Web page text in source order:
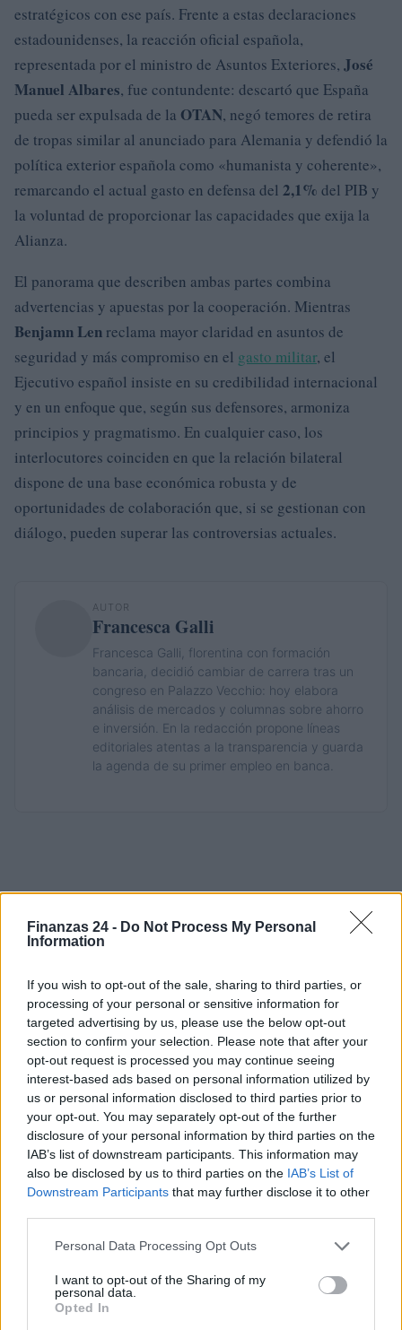
Finanzas 24 - Do Not Process My Personal
Information
If you wish to opt-out of the sale, sharing to third parties, or
processing of your personal or sensitive information for
targeted advertising by us, please use the below opt-out
section to confirm your selection. Please note that after your
opt-out request is processed you may continue seeing
interest-based ads based on personal information utilized by
us or personal information disclosed to third parties prior to
your opt-out. You may separately opt-out of the further
disclosure of your personal information by third parties on the
IAB’s list of downstream participants. This information may
also be disclosed by us to third parties on the IAB’s List of
Downstream Participants that may further disclose it to other
Please note that this website/app uses one or more Google
not limited to your visit or usage behaviour. You may click to
grant or deny consent to Google and its third-party tags to
use your data for below specified purposes in below Google
Personal Data Processing Opt Outs
I want to opt-out of the Sharing of my
personal data.
Opted In
estratégicos con ese país. Frente a estas declaraciones
estadounidenses, la reacción oficial española,
representada por el ministro de Asuntos Exteriores, José
Manuel Albares, fue contundente: descartó que España
pueda ser expulsada de la OTAN, negó temores de retira
de tropas similar al anunciado para Alemania y defendió la
política exterior española como «humanista y coherente»,
remarcando el actual gasto en defensa del 2,1% del PIB y
la voluntad de proporcionar las capacidades que exija la
Alianza.
El panorama que describen ambas partes combina
advertencias y apuestas por la cooperación. Mientras
Benjamn Len reclama mayor claridad en asuntos de
seguridad y más compromiso en el gasto militar, el
Ejecutivo español insiste en su credibilidad internacional
y en un enfoque que, según sus defensores, armoniza
principios y pragmatismo. En cualquier caso, los
interlocutores coinciden en que la relación bilateral
dispone de una base económica robusta y de
oportunidades de colaboración que, si se gestionan con
diálogo, pueden superar las controversias actuales.
AUTOR
Francesca Galli
Francesca Galli, florentina con formación
bancaria, decidió cambiar de carrera tras un
congreso en Palazzo Vecchio: hoy elabora
análisis de mercados y columnas sobre ahorro
e inversión. En la redacción propone líneas
editoriales atentas a la transparencia y guarda
la agenda de su primer empleo en banca.
Sigue leyendo
NEWS